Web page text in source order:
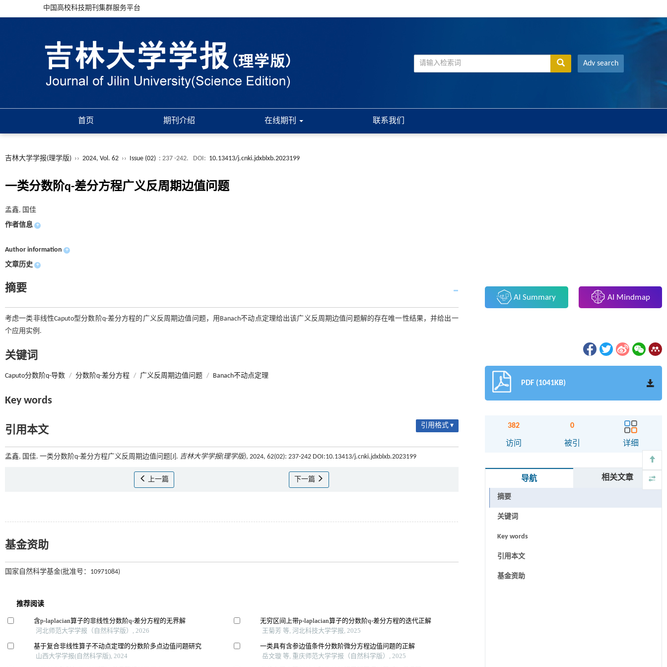
中国高校科技期刊集群服务平台
Adv search
首页 期刊介绍 在线期刊 联系我们
吉林大学学报(理学版) ›› 2024, Vol. 62 ›› Issue (02) : 237 -242. DOI: 10.13413/j.cnki.jdxblxb.2023199
一类分数阶q-差分方程广义反周期边值问题
孟鑫, 国佳
作者信息 +
Author information +
文章历史 +
摘要
考虑一类非线性Caputo型分数阶q-差分方程的广义反周期边值问题，用Banach不动点定理给出该广义反周期边值问题解的存在唯一性结果，并给出一
个应用实例.
关键词
Caputo分数阶q-导数 / 分数阶q-差分方程 / 广义反周期边值问题 / Banach不动点定理
Key words
引用本文 引用格式 ▾
孟鑫, 国佳. 一类分数阶q-差分方程广义反周期边值问题[J]. 吉林大学学报(理学版), 2024, 62(02): 237-242 DOI:10.13413/j.cnki.jdxblxb.2023199
上一篇 下一篇
基金资助
国家自然科学基金(批准号：10971084)
AI Summary AI Mindmap
PDF (1041KB)
382
访问
0
被引 详细
导航 相关文章
摘要
关键词
Key words
引用本文
基金资助